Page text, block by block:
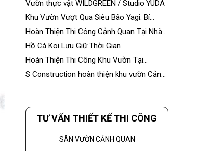
Vườn thực vật WILDGREEN / Studio YUDA
Khu Vườn Vượt Qua Siêu Bão Yagi: Bí
Quyết Bền Vững Từ S Construction
Hoàn Thiện Thi Công Cảnh Quan Tại Nhà
Máy Á Châu
Hồ Cá Koi Lưu Giữ Thời Gian
Hoàn Thiện Thi Công Khu Vườn Tại
Ecopark
S Construction hoàn thiện khu vườn Cảnh
TƯ VẤN THIẾT KẾ THI CÔNG
SÂN VƯỜN CẢNH QUAN